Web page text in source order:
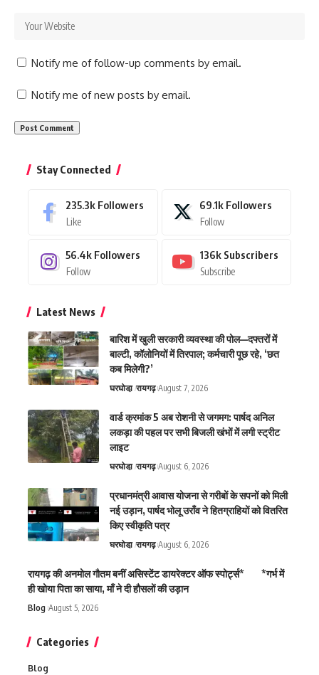
Notify me of follow-up comments by email.
Notify me of new posts by email.
Stay Connected
235.3k Followers
Like
69.1k Followers
Follow
56.4k Followers
Follow
136k Subscribers
Subscribe
Latest News
बारिश में खुली सरकारी व्यवस्था की पोल—दफ्तरों में
बाल्टी, कॉलोनियों में तिरपाल; कर्मचारी पूछ रहे, ‘छत
कब मिलेगी?’
घरघोडा़ रायगढ़ August 7, 2026
वार्ड क्रमांक 5 अब रोशनी से जगमग: पार्षद अनिल
लकड़ा की पहल पर सभी बिजली खंभों में लगी स्ट्रीट
लाइट
घरघोडा़ रायगढ़ August 6, 2026
प्रधानमंत्री आवास योजना से गरीबों के सपनों को मिली
नई उड़ान, पार्षद भोलू उराँव ने हितग्राहियों को वितरित
किए स्वीकृति पत्र
घरघोडा़ रायगढ़ August 6, 2026
रायगढ़ की अनमोल गौतम बनीं असिस्टेंट डायरेक्टर ऑफ स्पोर्ट्स* *गर्भ में
ही खोया पिता का साया, माँ ने दी हौसलों की उड़ान
Blog August 5, 2026
Categories
Blog